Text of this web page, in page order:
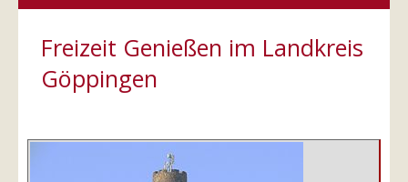
Freizeit Genießen im Landkreis
Göppingen